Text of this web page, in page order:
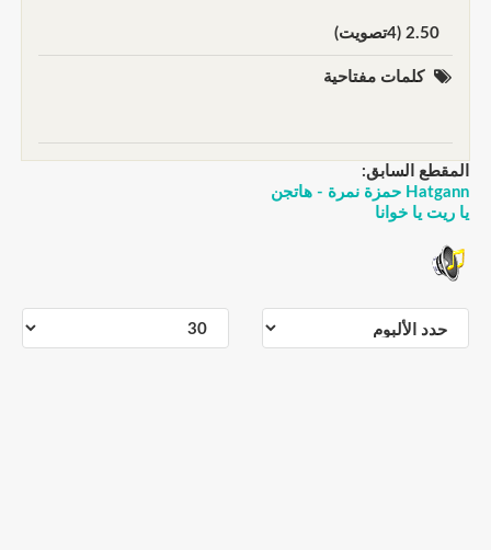
2.50 (4تصويت)
كلمات مفتاحية
المقطع السابق:
Hatgann حمزة نمرة - هاتجن
يا ريت يا خوانا